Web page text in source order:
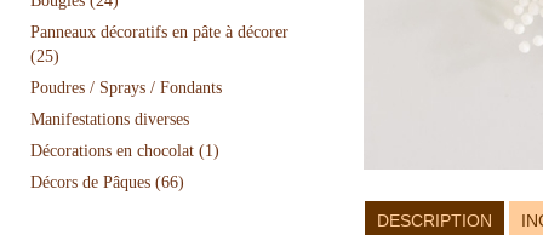
Panneaux décoratifs en pâte à décorer
(25)
Poudres / Sprays / Fondants
Manifestations diverses
Décorations en chocolat (1)
Décors de Pâques (66)
DESCRIPTION